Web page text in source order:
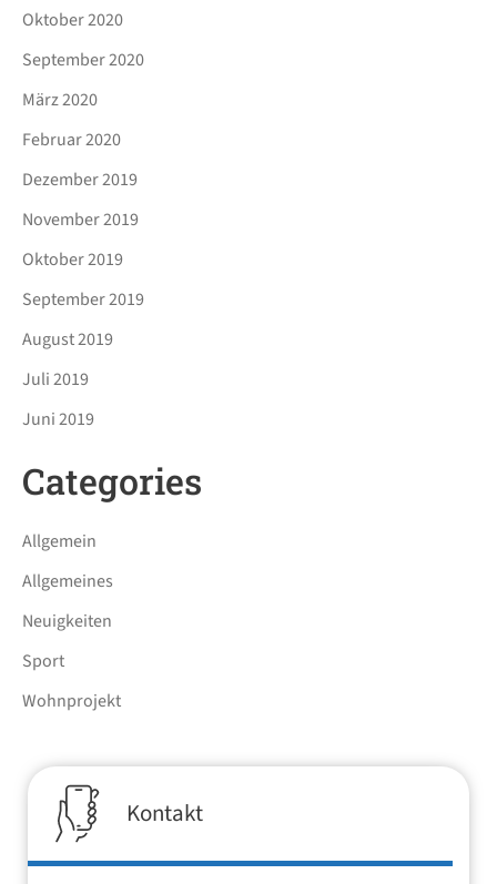
Oktober 2020
September 2020
März 2020
Februar 2020
Dezember 2019
November 2019
Oktober 2019
September 2019
August 2019
Juli 2019
Juni 2019
Categories
Allgemein
Allgemeines
Neuigkeiten
Sport
Wohnprojekt
Kontakt